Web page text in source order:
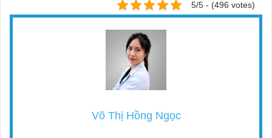
5/5 - (496 votes)
Võ Thị Hồng Ngọc